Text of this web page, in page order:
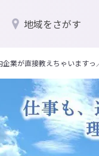
地域をさがす
企業が直接教えちゃいます